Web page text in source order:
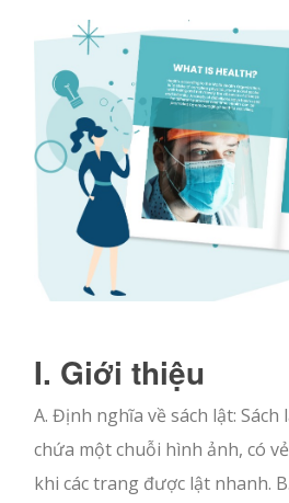
I. Giới thiệu
A. Định nghĩa về sách lật: Sách
chứa một chuỗi hình ảnh, có
khi các trang được lật nhanh.